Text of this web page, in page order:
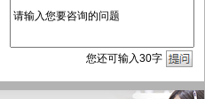
您还可输入30字